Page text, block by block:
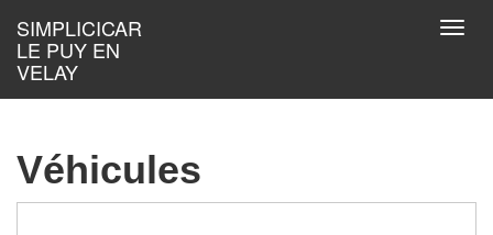
SIMPLICICAR
LE PUY EN
VELAY
Véhicules